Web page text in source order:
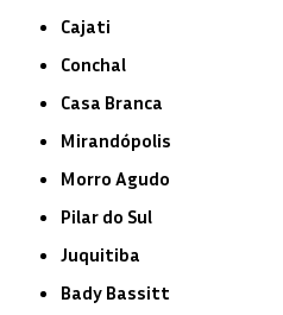
Cajati
Conchal
Casa Branca
Mirandópolis
Morro Agudo
Pilar do Sul
Juquitiba
Bady Bassitt